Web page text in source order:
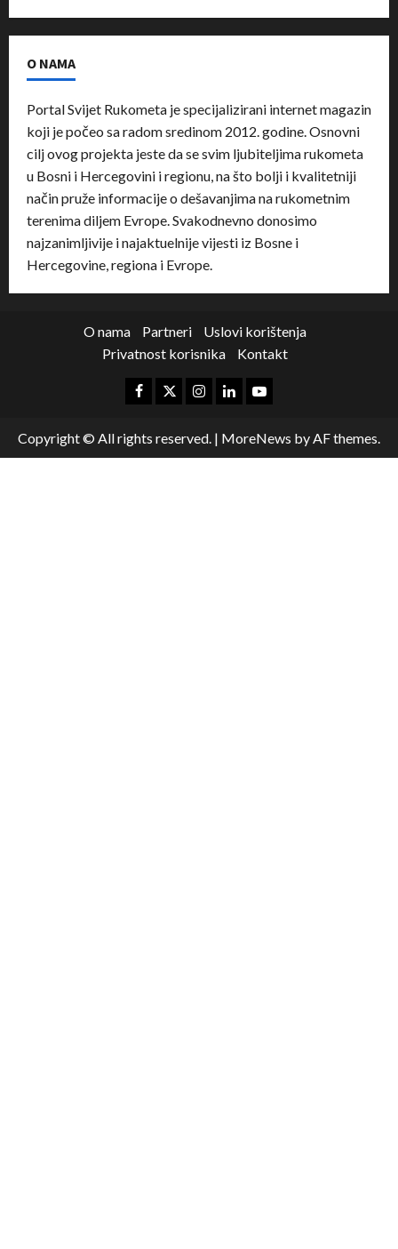
O NAMA
Portal Svijet Rukometa je specijalizirani internet magazin
koji je počeo sa radom sredinom 2012. godine. Osnovni
cilj ovog projekta jeste da se svim ljubiteljima rukometa
u Bosni i Hercegovini i regionu, na što bolji i kvalitetniji
način pruže informacije o dešavanjima na rukometnim
terenima diljem Evrope. Svakodnevno donosimo
najzanimljivije i najaktuelnije vijesti iz Bosne i
Hercegovine, regiona i Evrope.
O nama Partneri
Uslovi korištenja
Privatnost korisnika
Kontakt
Copyright © All rights reserved. | MoreNews by AF themes.